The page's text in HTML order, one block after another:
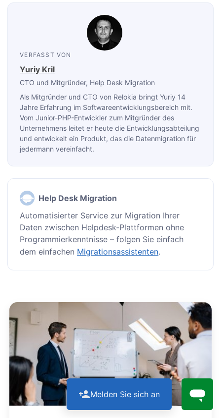
VERFASST VON
Yuriy Kril
CTO und Mitgründer, Help Desk Migration
Als Mitgründer und CTO von Relokia bringt Yuriy 14
Jahre Erfahrung im Softwareentwicklungsbereich mit.
Vom Junior-PHP-Entwickler zum Mitgründer des
Unternehmens leitet er heute die Entwicklungsabteilung
und entwickelt ein Produkt, das die Datenmigration für
jedermann vereinfacht.
Help Desk Migration
Automatisierter Service zur Migration Ihrer
Daten zwischen Helpdesk-Plattformen ohne
Programmierkenntnisse – folgen Sie einfach
dem einfachen Migrationsassistenten.
Melden Sie sich an